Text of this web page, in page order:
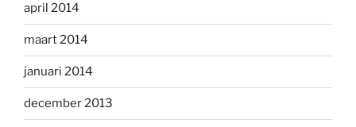
april 2014
maart 2014
januari 2014
december 2013